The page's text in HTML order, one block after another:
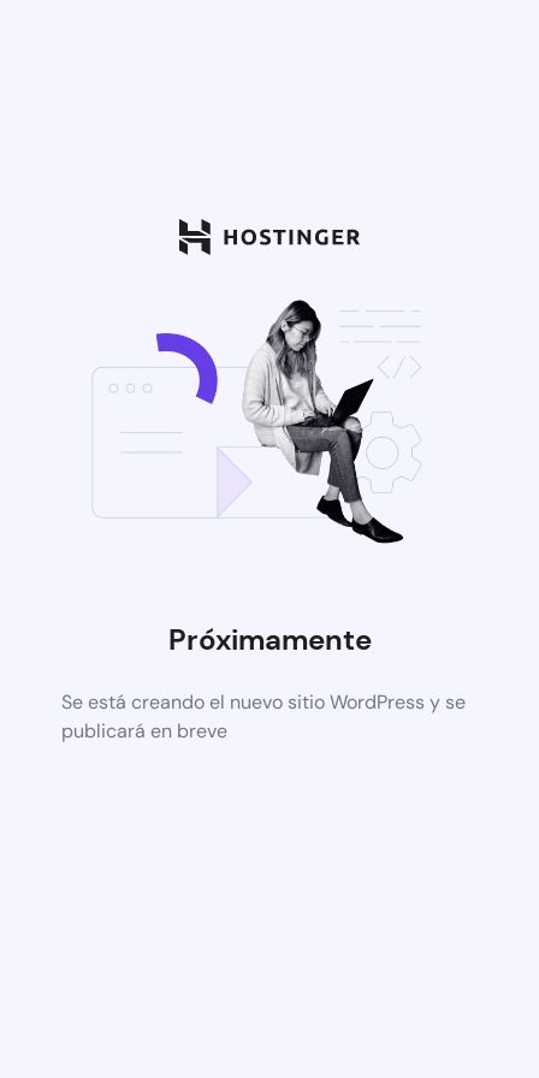
Próximamente
Se está creando el nuevo sitio WordPress y se
publicará en breve